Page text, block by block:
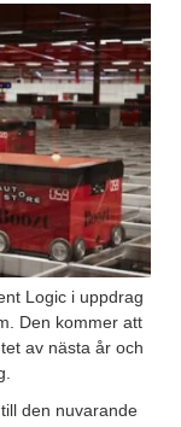
Logic i uppdrag
Den kommer att
av nästa år och
den nuvarande